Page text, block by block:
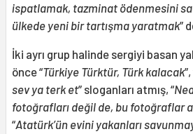
ispatlamak, tazminat ödenmesini
ülkede yeni bir tartışma yaratmak”
İki ayrı grup halinde sergiyi basan
önce “Türkiye Türktür, Türk kalacak”,
sev ya terk et” sloganları atmış, “
fotoğrafları değil de, bu fotoğraflar
“Atatürk’ün evini yakanları